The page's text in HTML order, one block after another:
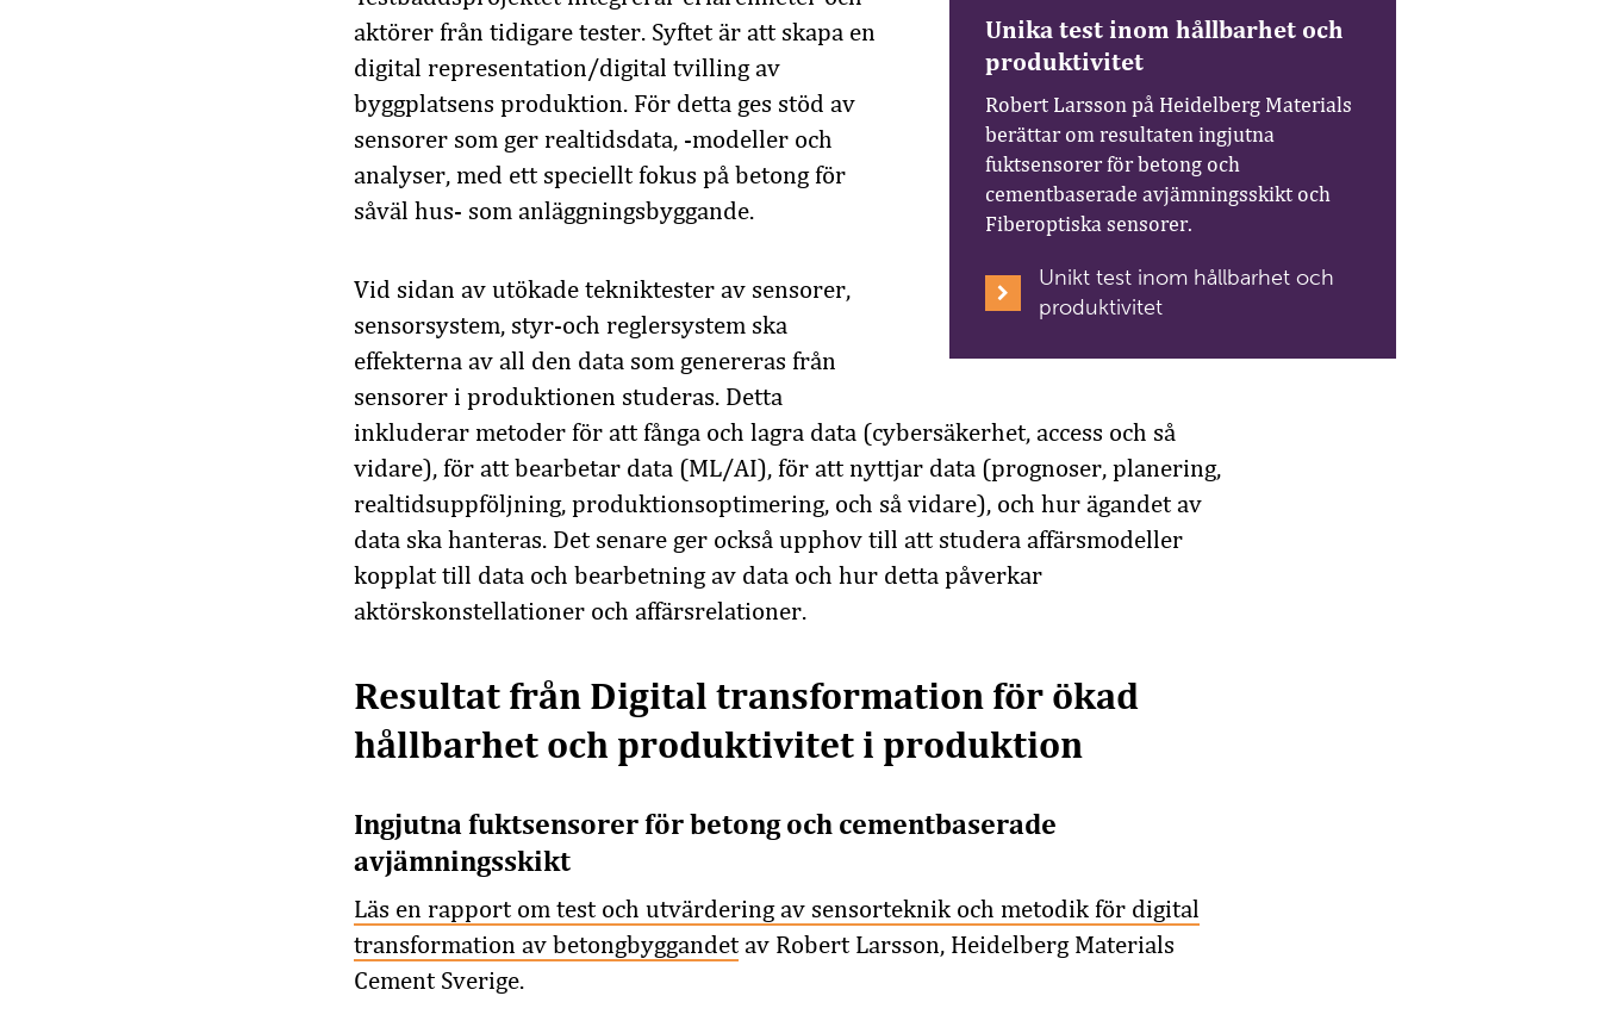
Unika test inom hållbarhet och
produktivitet
Robert Larsson på Heidelberg Materials
berättar om resultaten ingjutna
fuktsensorer för betong och
cementbaserade avjämningsskikt och
Fiberoptiska sensorer.
Unikt test inom hållbarhet och
produktivitet
aktörer från tidigare tester. Syftet är att skapa en
digital representation/digital tvilling av
byggplatsens produktion. För detta ges stöd av
sensorer som ger realtidsdata, -modeller och
analyser, med ett speciellt fokus på betong för
såväl hus- som anläggningsbyggande.
Vid sidan av utökade tekniktester av sensorer,
sensorsystem, styr-och reglersystem ska
effekterna av all den data som genereras från
sensorer i produktionen studeras. Detta
inkluderar metoder för att fånga och lagra data (cybersäkerhet, access och så
vidare), för att bearbetar data (ML/AI), för att nyttjar data (prognoser, planering,
realtidsuppföljning, produktionsoptimering, och så vidare), och hur ägandet av
data ska hanteras. Det senare ger också upphov till att studera affärsmodeller
kopplat till data och bearbetning av data och hur detta påverkar
aktörskonstellationer och affärsrelationer.
Resultat från Digital transformation för ökad
hållbarhet och produktivitet i produktion
Ingjutna fuktsensorer för betong och cementbaserade
avjämningsskikt
Läs en rapport om test och utvärdering av sensorteknik och metodik för digital
transformation av betongbyggandet av Robert Larsson, Heidelberg Materials
Cement Sverige.